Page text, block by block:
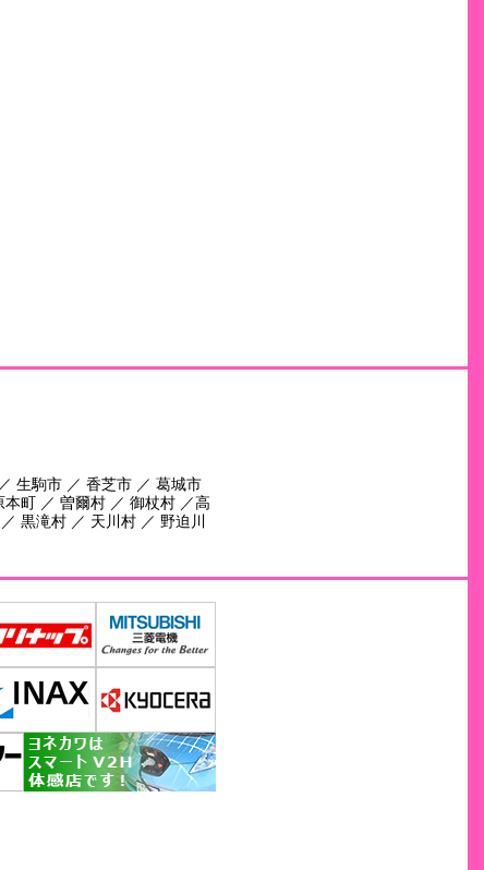
生駒市 ／ 香芝市 ／ 葛城市
町 ／ 曽爾村 ／ 御杖村 ／高
黒滝村 ／ 天川村 ／ 野迫川